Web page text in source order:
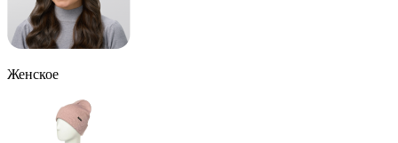
Женское